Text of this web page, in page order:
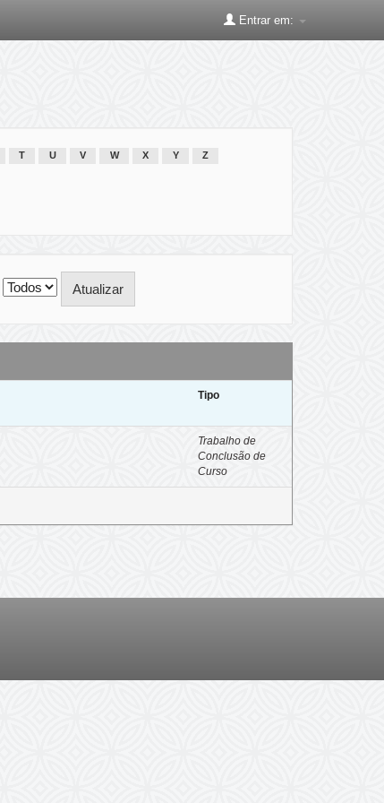
Entrar em:
T U V W X Y Z
Tipo
Trabalho de
Conclusão de
Curso